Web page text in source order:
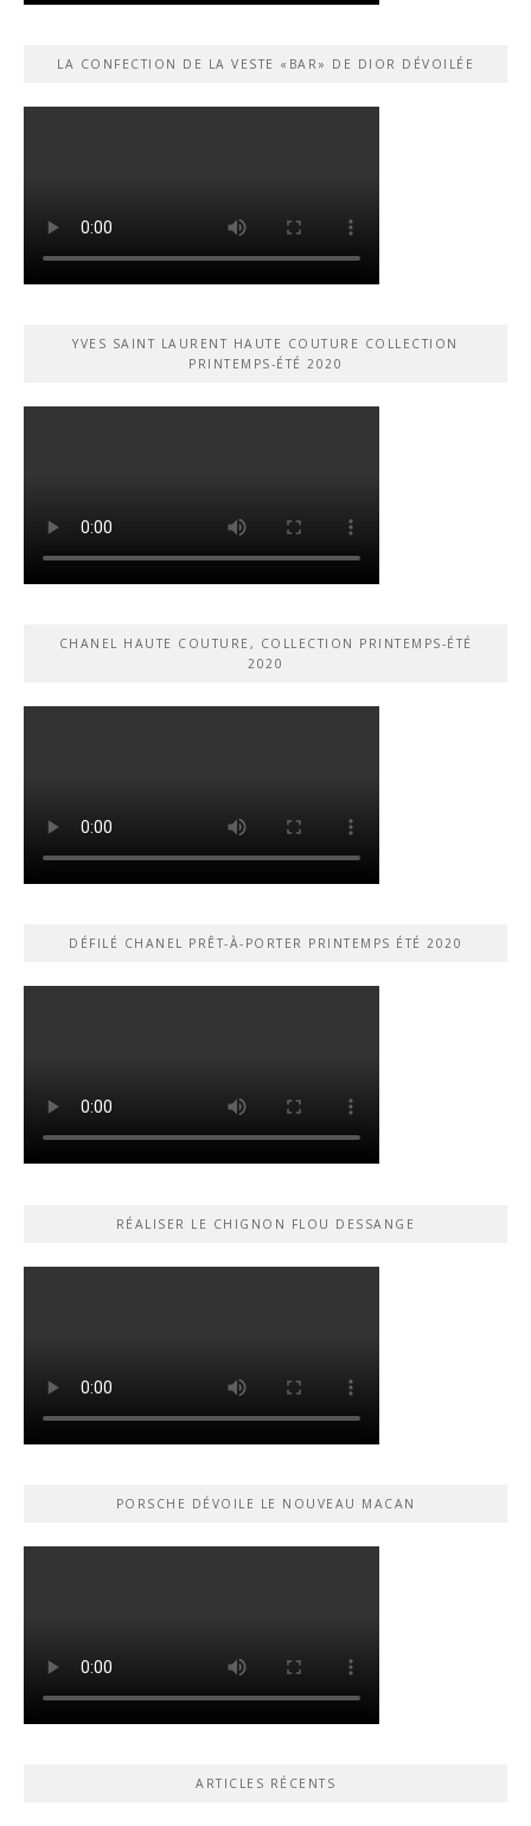
LA CONFECTION DE LA VESTE «BAR» DE DIOR DÉVOILÉE
YVES SAINT LAURENT HAUTE COUTURE COLLECTION
PRINTEMPS-ÉTÉ 2020
CHANEL HAUTE COUTURE, COLLECTION PRINTEMPS-ÉTÉ
2020
DÉFILÉ CHANEL PRÊT-À-PORTER PRINTEMPS ÉTÉ 2020
RÉALISER LE CHIGNON FLOU DESSANGE
PORSCHE DÉVOILE LE NOUVEAU MACAN
ARTICLES RÉCENTS